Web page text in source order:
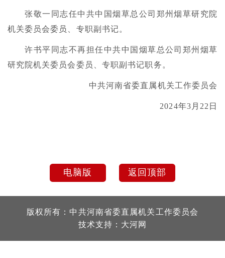
张敬一同志任中共中国烟草总公司郑州烟草研究院
机关委员会委员、专职副书记。
许书平同志不再担任中共中国烟草总公司郑州烟草
研究院机关委员会委员、专职副书记职务。
中共河南省委直属机关工作委员会
2024年3月22日
电脑版 返回顶部
版权所有：中共河南省委直属机关工作委员会
技术支持： 大河网